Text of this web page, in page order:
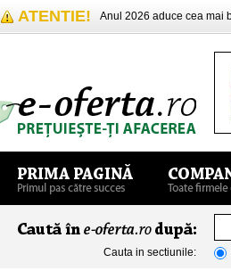
ATENTIE! Anul 2026 aduce cea mai
Cauta in sectiunile: